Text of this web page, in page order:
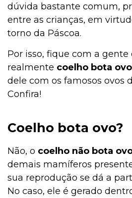
dúvida bastante comum,
entre as crianças, em
torno da Páscoa.
Por isso, fique com a gente
realmente coelho bota ovo
dele com os famosos ovos
Confira!
Coelho bota ovo?
Não, o coelho não bota
demais mamíferos
sua reprodução se dá a
No caso, ele é gerado